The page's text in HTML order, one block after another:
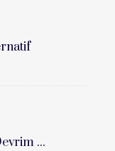
...